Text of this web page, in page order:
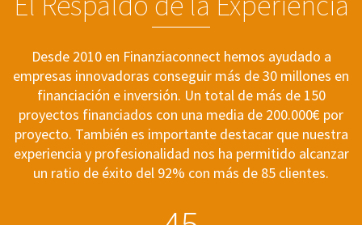
Desde 2010 en Finanziaconnect hemos ayudado a
empresas innovadoras conseguir más de 30 millones en
financiación e inversión. Un total de más de 150
proyectos financiados con una media de 200.000€ por
proyecto. También es importante destacar que nuestra
experiencia y profesionalidad nos ha permitido alcanzar
un ratio de éxito del 92% con más de 85 clientes.